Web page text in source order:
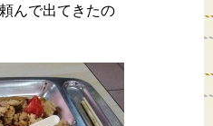
んで出てきたの